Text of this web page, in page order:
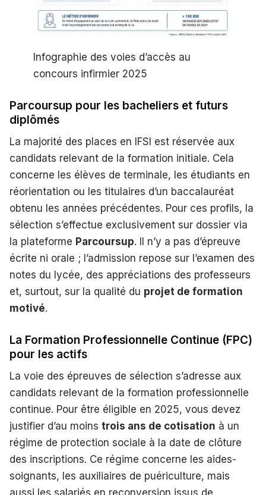
Infographie des voies d’accès au
concours infirmier 2025
Parcoursup pour les bacheliers et futurs
diplômés
La majorité des places en IFSI est réservée aux
candidats relevant de la formation initiale. Cela
concerne les élèves de terminale, les étudiants en
réorientation ou les titulaires d’un baccalauréat
obtenu les années précédentes. Pour ces profils, la
sélection s’effectue exclusivement sur dossier via
la plateforme Parcoursup. Il n’y a pas d’épreuve
écrite ni orale ; l’admission repose sur l’examen des
notes du lycée, des appréciations des professeurs
et, surtout, sur la qualité du projet de formation
motivé.
La Formation Professionnelle Continue (FPC)
pour les actifs
La voie des épreuves de sélection s’adresse aux
candidats relevant de la formation professionnelle
continue. Pour être éligible en 2025, vous devez
justifier d’au moins trois ans de cotisation à un
régime de protection sociale à la date de clôture
des inscriptions. Ce régime concerne les aides-
soignants, les auxiliaires de puériculture, mais